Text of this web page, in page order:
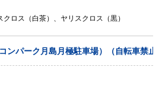
ロス（白茶）、ヤリスクロス（黒）
ンパーク月島月極駐車場）（自転車禁止